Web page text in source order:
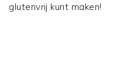
glutenvrij kunt maken!